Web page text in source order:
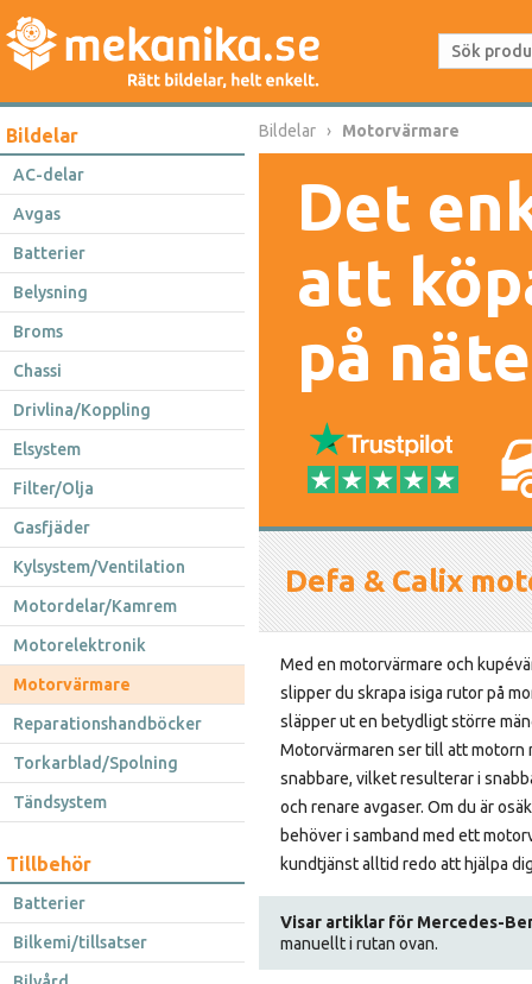
Bildelar
AC-delar
Avgas
Batterier
Belysning
Broms
Chassi
Drivlina/Koppling
Elsystem
Filter/Olja
Gasfjäder
Kylsystem/Ventilation
Motordelar/Kamrem
Motorelektronik
Motorvärmare
Reparationshandböcker
Torkarblad/Spolning
Tändsystem
Tillbehör
Batterier
Bilkemi/tillsatser
Bildelar Motorvärmare
Det
att
på
Defa & Calix
Med en motorvärmare och
slipper du skrapa isiga rutor på
släpper ut en betydligt större
Motorvärmaren ser till att motorn
snabbare, vilket resulterar i
och renare avgaser. Om du är
behöver i samband med ett
kundtjänst alltid redo att hjälpa
Visar artiklar för Mercedes-
manuellt i rutan ovan.